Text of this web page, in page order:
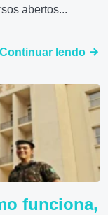
abertos...
Continuar lendo
funciona,